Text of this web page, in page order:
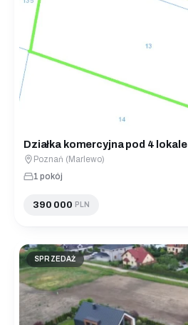
Działka komercyjna pod 4
Poznań (Marlewo)
1 pokój
390 000 PLN
SPRZEDAŻ